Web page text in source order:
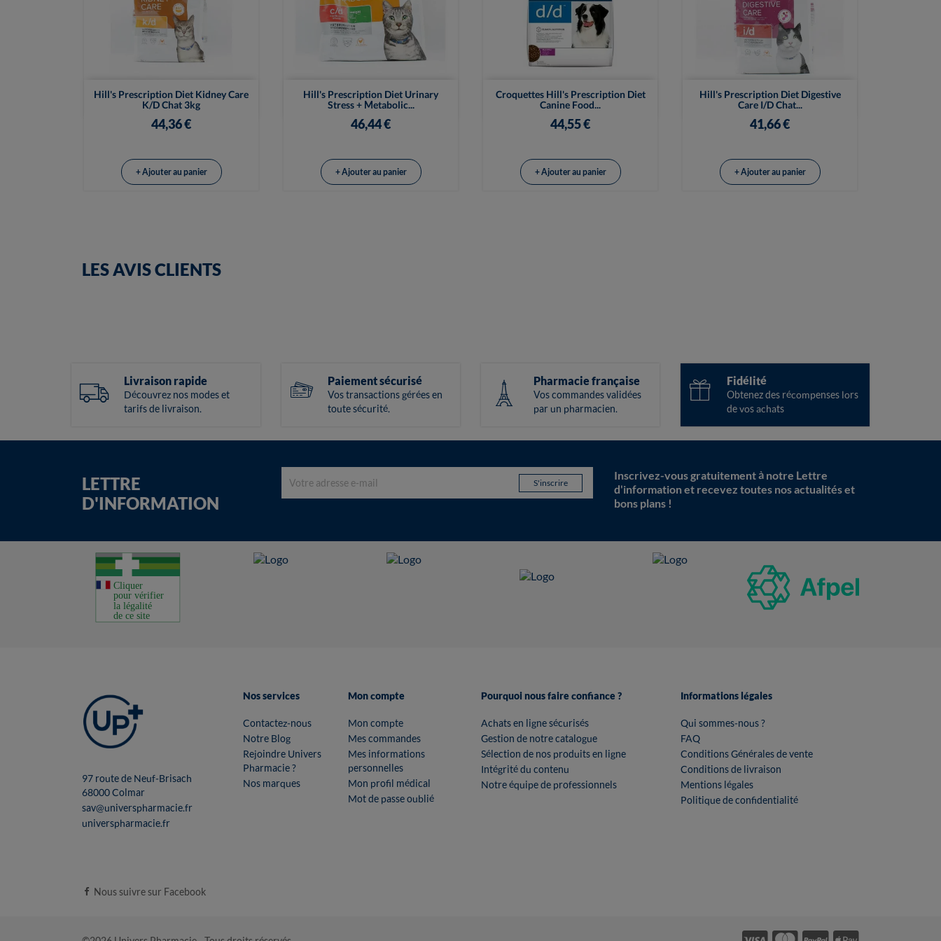
Hill's Prescription Diet Kidney Care
K/d Chat 3kg
44,36 €
Vue rapide
+ Ajouter au panier
Hill's Prescription Diet Urinary
Stress + Metabolic...
46,44 €
Vue rapide
+ Ajouter au panier
Croquettes Hill's Prescription Diet
Canine Food...
44,55 €
Vue rapide
+ Ajouter au panier
Hill's Prescription Diet Digestive
Care I/d Chat...
41,66 €
Vue rapide
+ Ajouter au panier
LES AVIS CLIENTS
Livraison rapide
Découvrez nos modes et
tarifs de livraison.
Paiement sécurisé
Vos transactions gérées en
toute sécurité.
Pharmacie française
Vos commandes validées
par un pharmacien.
Fidélité
Obtenez des récompenses lors
de vos achats
LETTRE
D'INFORMATION
Inscrivez-vous gratuitement à notre Lettre
d'information et recevez toutes nos actualités et
bons plans !
97 route de Neuf-Brisach
68000 Colmar
sav@universpharmacie.fr
universpharmacie.fr
Nos services
Contactez-nous
Notre Blog
Rejoindre Univers
Pharmacie ?
Nos marques
Mon compte
Mon compte
Mes commandes
Mes informations
personnelles
Mon profil médical
Mot de passe oublié
Pourquoi nous faire confiance ?
Achats en ligne sécurisés
Gestion de notre catalogue
Sélection de nos produits en ligne
Intégrité du contenu
Notre équipe de professionnels
Informations légales
Qui sommes-nous ?
FAQ
Conditions Générales de vente
Conditions de livraison
Mentions légales
Politique de confidentialité
Nous suivre sur Facebook